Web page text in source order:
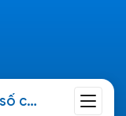
Các bước chuyển đổi số cho một doanh nghiệp truyền thống